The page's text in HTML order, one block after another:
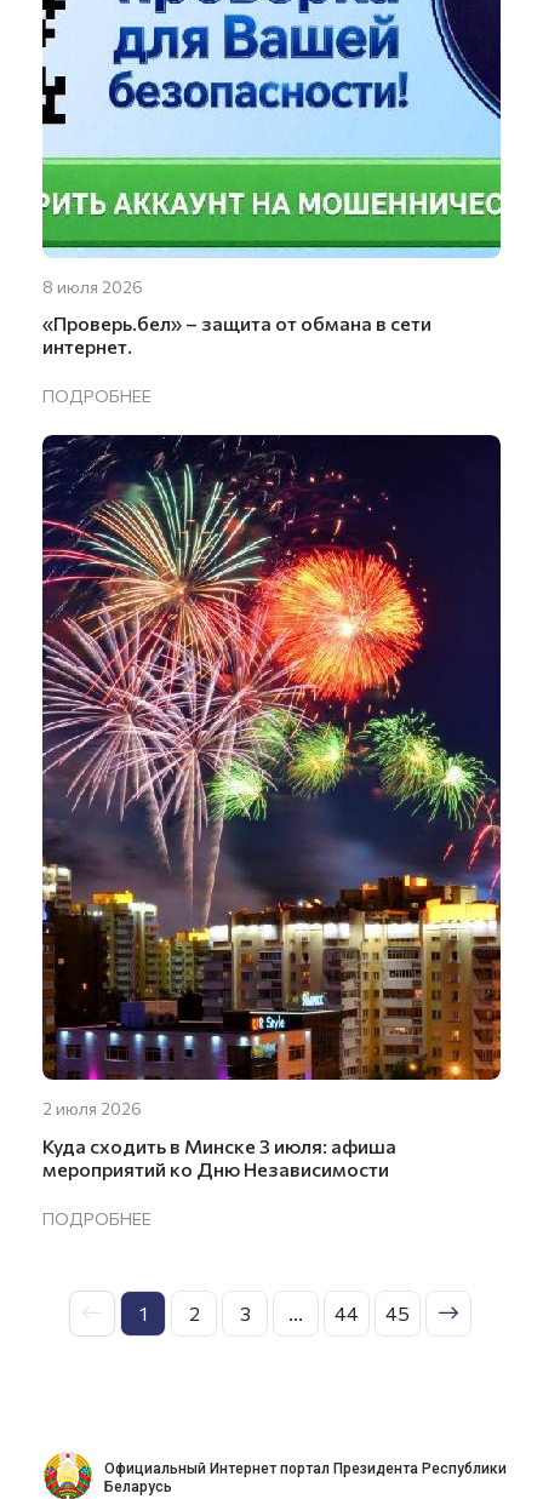
8 июля 2026
«Проверь.бел» – защита от обмана в сети
интернет.
ПОДРОБНЕЕ
2 июля 2026
Куда сходить в Минске 3 июля: афиша
мероприятий ко Дню Независимости
ПОДРОБНЕЕ
1 2 3 44 45
Официальный Интернет портал Президента Республики
Беларусь